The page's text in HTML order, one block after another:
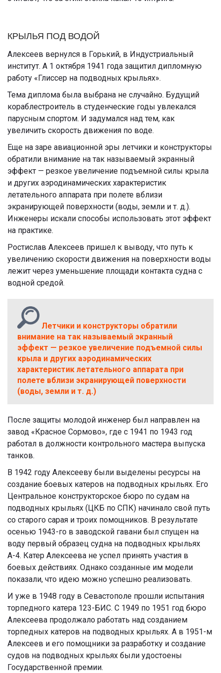
КРЫЛЬЯ ПОД ВОДОЙ
Алексеев вернулся в Горький, в Индустриальный
институт. А 1 октября 1941 года защитил дипломную
работу «Глиссер на подводных крыльях».
Тема диплома была выбрана не случайно. Будущий
кораблестроитель в студенческие годы увлекался
парусным спортом. И задумался над тем, как
увеличить скорость движения по воде.
Еще на заре авиационной эры летчики и конструкторы
обратили внимание на так называемый экранный
эффект — резкое увеличение подъемной силы крыла
и других аэродинамических характеристик
летательного аппарата при полете вблизи
экранирующей поверхности (воды, земли и т. д.).
Инженеры искали способы использовать этот эффект
на практике.
Ростислав Алексеев пришел к выводу, что путь к
увеличению скорости движения на поверхности воды
лежит через уменьшение площади контакта судна с
водной средой.
Летчики и конструкторы обратили
внимание на так называемый экранный
эффект — резкое увеличение подъемной силы
крыла и других аэродинамических
характеристик летательного аппарата при
полете вблизи экранирующей поверхности
(воды, земли и т. д.)
После защиты молодой инженер был направлен на
завод «Красное Сормово», где с 1941 по 1943 год
работал в должности контрольного мастера выпуска
танков.
В 1942 году Алексееву были выделены ресурсы на
создание боевых катеров на подводных крыльях. Его
Центральное конструкторское бюро по судам на
подводных крыльях (ЦКБ по СПК) начинало свой путь
со старого сарая и троих помощников. В результате
осенью 1943-го в заводской гавани был спущен на
воду первый образец судна на подводных крыльях
А-4. Катер Алексеева не успел принять участия в
боевых действиях. Однако созданные им модели
показали, что идею можно успешно реализовать.
И уже в 1948 году в Севастополе прошли испытания
торпедного катера 123-БИС. С 1949 по 1951 год бюро
Алексеева продолжало работать над созданием
торпедных катеров на подводных крыльях. А в 1951-м
Алексеев и его помощники за разработку и создание
судов на подводных крыльях были удостоены
Государственной премии.